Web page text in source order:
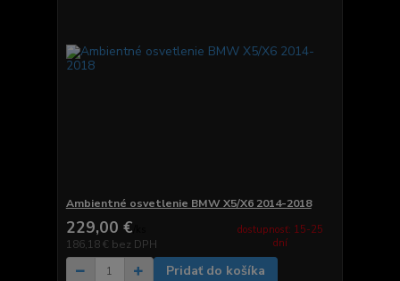
Ambientné osvetlenie BMW X5/X6 2014-2018
229,00 €
186,18 € bez DPH
dostupnosť: 15-25
dní
Pridať do košíka